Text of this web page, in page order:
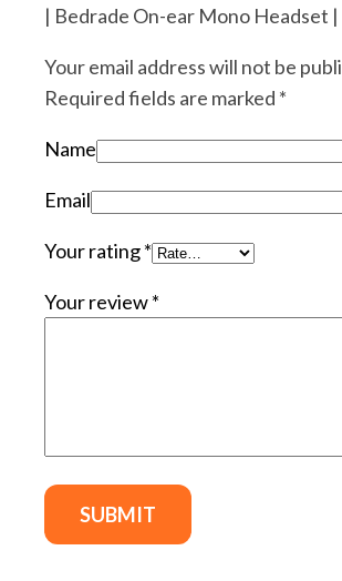
| Bedrade On-ear Mono Headset
Your email address will not be
Required fields are marked *
Name
Email
Your rating*
Your review*